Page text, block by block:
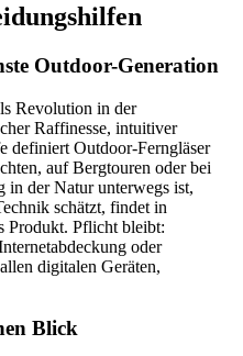
Outdoor-Generation
Revolution in der
Raffinesse, intuitiver
definiert Outdoor-Ferngläser
auf Bergtouren oder bei
in der Natur unterwegs ist,
schätzt, findet in
Produkt. Pflicht bleibt:
oder
digitalen Geräten,
Blick